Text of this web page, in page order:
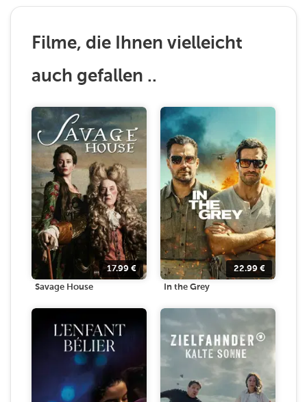
Filme, die Ihnen vielleicht
auch gefallen ..
17.99 €
Savage House
22.99 €
In the Grey